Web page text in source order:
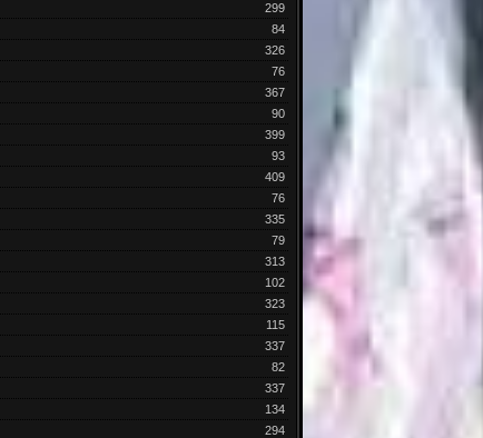
299
84
326
76
367
90
399
93
409
76
335
79
313
102
323
115
337
82
337
134
294